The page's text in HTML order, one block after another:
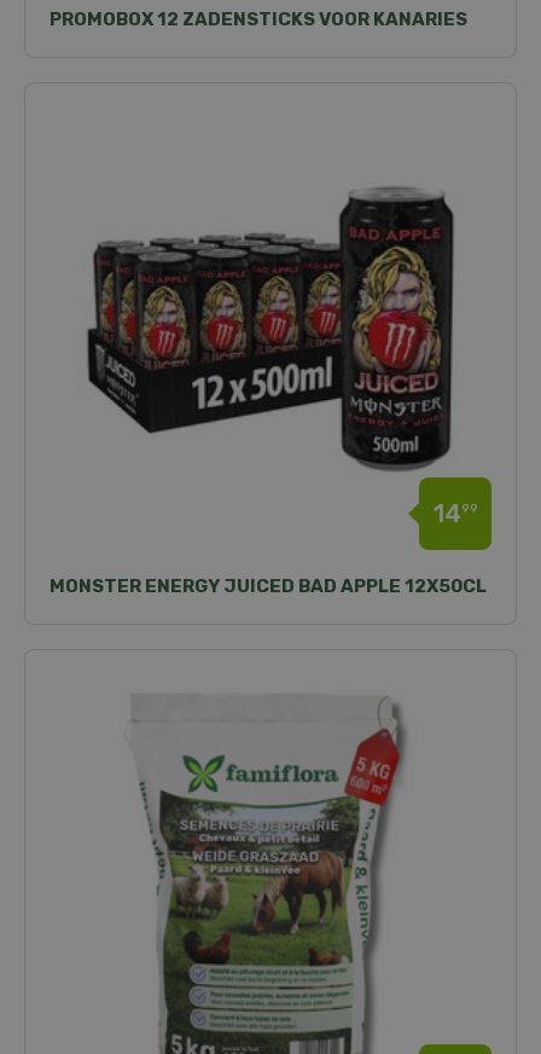
PROMOBOX 12 ZADENSTICKS VOOR KANARIES
MONSTER ENERGY JUICED BAD APPLE 12X50CL
1499